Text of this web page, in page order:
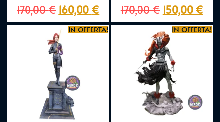
170,00€ 160,00 € 170,00€ 150,00 €
IN OFFERTA! IN OFFERTA!